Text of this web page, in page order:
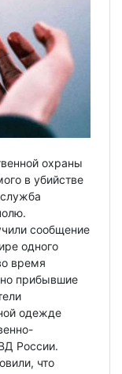
охраны
в убийстве
сообщение
одного
время
прибывшие
одежде
России.
что